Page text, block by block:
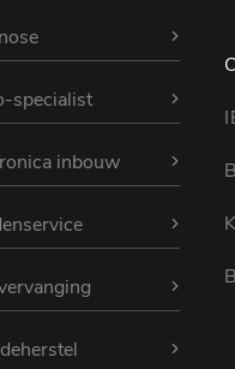
specialist
inbouw